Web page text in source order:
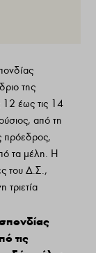
της
12 έως τις 14
από τη
πρόεδρος,
τα μέλη. Η
του Δ.Σ.,
τριετία​
τις